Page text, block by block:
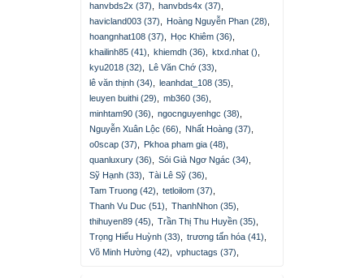
hanvbds2x (37)
hanvbds4x (37)
havicland003 (37)
Hoàng Nguyễn Phan (28)
hoangnhat108 (37)
Học Khiêm (36)
khailinh85 (41)
khiemdh (36) ktxd.nhat ()
kyu2018 (32)
Lê Văn Chớ (33)
lê văn thịnh (34)
leanhdat_108 (35)
leuyen buithi (29)
mb360 (36)
minhtam90 (36)
ngocnguyenhgc (38)
Nguyễn Xuân Lộc (66)
Nhất Hoàng (37)
o0scap (37)
Pkhoa pham gia (48)
quanluxury (36)
Sói Già Ngơ Ngác (34)
Sỹ Hạnh (33)
Tài Lê Sỹ (36)
Tam Truong (42)
tetloilom (37)
Thanh Vu Duc (51)
ThanhNhon (35)
thihuyen89 (45)
Trần Thị Thu Huyền (35)
Trọng Hiếu Huỳnh (33)
trương tấn hóa (41)
Võ Minh Hường (42)
vphuctags (37)